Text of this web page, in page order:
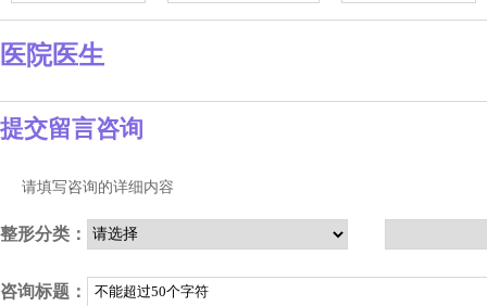
医院医生
提交留言咨询
请填写咨询的详细内容
整形分类：
咨询标题：